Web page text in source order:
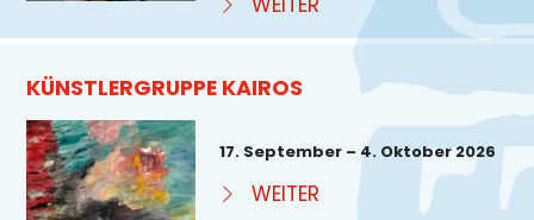
KÜNSTLERGRUPPE KAIROS
17. September – 4. Oktober 2026
WEITER